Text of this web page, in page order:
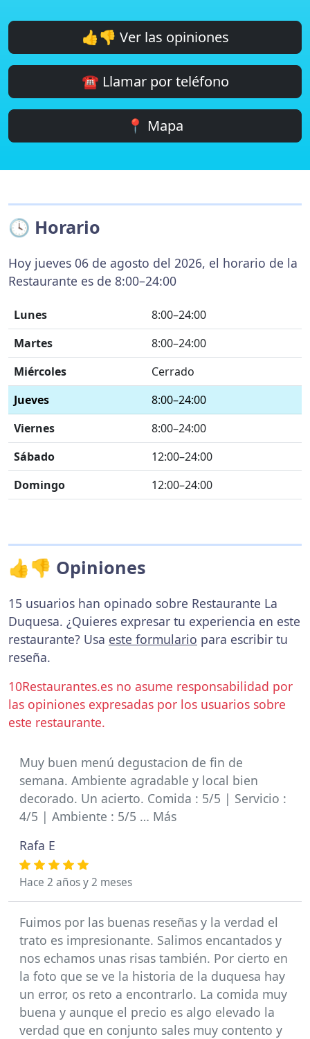
👍👎 Ver las opiniones
☎️ Llamar por teléfono
📍 Mapa
🕓 Horario
Hoy jueves 06 de agosto del 2026, el horario de la
Restaurante es de 8:00–24:00
Lunes
8:00–24:00
Martes
8:00–24:00
Miércoles
Cerrado
Jueves
8:00–24:00
Viernes
8:00–24:00
Sábado
12:00–24:00
Domingo
12:00–24:00
👍👎 Opiniones
15 usuarios han opinado sobre Restaurante La
Duquesa. ¿Quieres expresar tu experiencia en este
restaurante? Usa este formulario para escribir tu
reseña.
10Restaurantes.es no asume responsabilidad por
las opiniones expresadas por los usuarios sobre
este restaurante.
Muy buen menú degustacion de fin de
semana. Ambiente agradable y local bien
decorado. Un acierto. Comida : 5/5 | Servicio :
4/5 | Ambiente : 5/5 … Más
Rafa E
Hace 2 años y 2 meses
Fuimos por las buenas reseñas y la verdad el
trato es impresionante. Salimos encantados y
nos echamos unas risas también. Por cierto en
la foto que se ve la historia de la duquesa hay
un error, os reto a encontrarlo. La comida muy
buena y aunque el precio es algo elevado la
verdad que en conjunto sales muy contento y